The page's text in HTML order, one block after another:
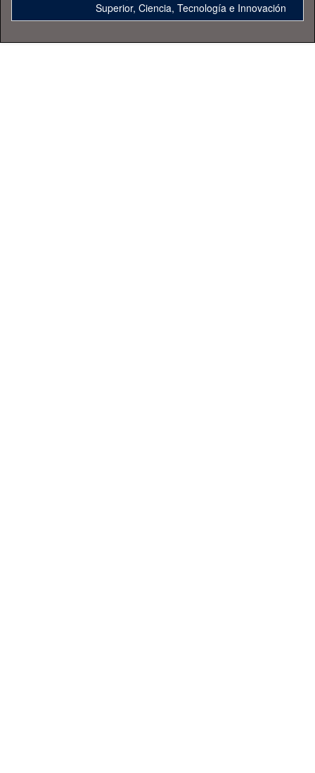
Superior, Ciencia, Tecnología e Innovación